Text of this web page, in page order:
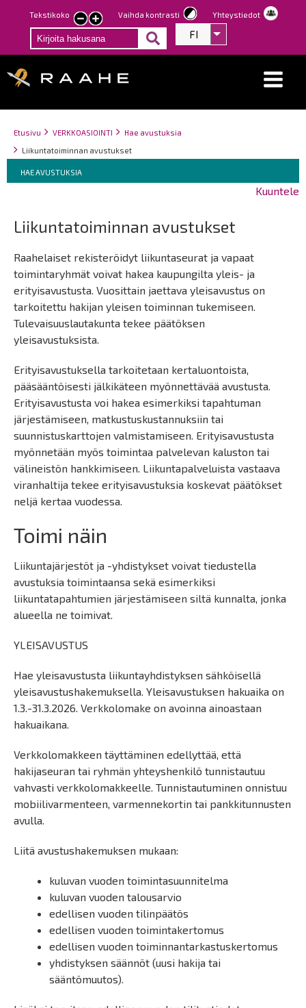
Hyppää
pääsisältöön
Tekstikoko
Pienennä
tekstin
kokoa
Suurenna
tekstin
kokoa
Vaihda kontrasti Yhteystiedot
FI Listaa
Breadcrumbs
You
are
Etusivu VERKKOASIOINTI
Hae avustuksia
Liikuntatoiminnan avustukset
Breadcrumbs
You
are
HAE AVUSTUKSIA
Kuuntele
Liikuntatoiminnan avustukset
Raahelaiset rekisteröidyt liikuntaseurat ja vapaat
toimintaryhmät voivat hakea kaupungilta yleis- ja
erityisavustusta. Vuosittain jaettava yleisavustus on
tarkoitettu hakijan yleisen toiminnan tukemiseen.
Tulevaisuuslautakunta tekee päätöksen
yleisavustuksista.
Erityisavustuksella tarkoitetaan kertaluontoista,
pääsääntöisesti jälkikäteen myönnettävää avustusta.
Erityisavustusta voi hakea esimerkiksi tapahtuman
järjestämiseen, matkustuskustannuksiin tai
suunnistuskarttojen valmistamiseen. Erityisavustusta
myönnetään myös toimintaa palvelevan kaluston tai
välineistön hankkimiseen. Liikuntapalveluista vastaava
viranhaltija tekee erityisavustuksia koskevat päätökset
neljä kertaa vuodessa.
Toimi näin
Liikuntajärjestöt ja -yhdistykset voivat tiedustella
avustuksia toimintaansa sekä esimerkiksi
liikuntatapahtumien järjestämiseen siltä kunnalta, jonka
alueella ne toimivat.
YLEISAVUSTUS
Hae yleisavustusta liikuntayhdistyksen sähköisellä
yleisavustushakemuksella. Yleisavustuksen hakuaika on
1.3.-31.3.2026. Verkkolomake on avoinna ainoastaan
hakuaikana.
Verkkolomakkeen täyttäminen edellyttää, että
hakijaseuran tai ryhmän yhteyshenkilö tunnistautuu
vahvasti verkkolomakkeelle. Tunnistautuminen onnistuu
mobiilivarmenteen, varmennekortin tai pankkitunnusten
avulla.
Liitä avustushakemuksen mukaan:
kuluvan vuoden toimintasuunnitelma
kuluvan vuoden talousarvio
edellisen vuoden tilinpäätös
edellisen vuoden toimintakertomus
edellisen vuoden toiminnantarkastuskertomus
yhdistyksen säännöt (uusi hakija tai
sääntömuutos).